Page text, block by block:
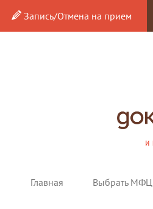
Запись/Отмена на прием
Главная Выбрать МФЦ